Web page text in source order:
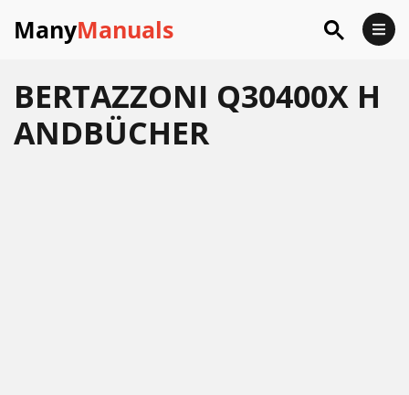
ManyManuals
BERTAZZONI Q30400X H
ANDBÜCHER